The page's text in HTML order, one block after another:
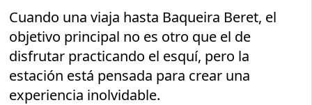
Cuando una viaja hasta Baqueira Beret, el
objetivo principal no es otro que el de
disfrutar practicando el esquí, pero la
estación está pensada para crear una
experiencia inolvidable.